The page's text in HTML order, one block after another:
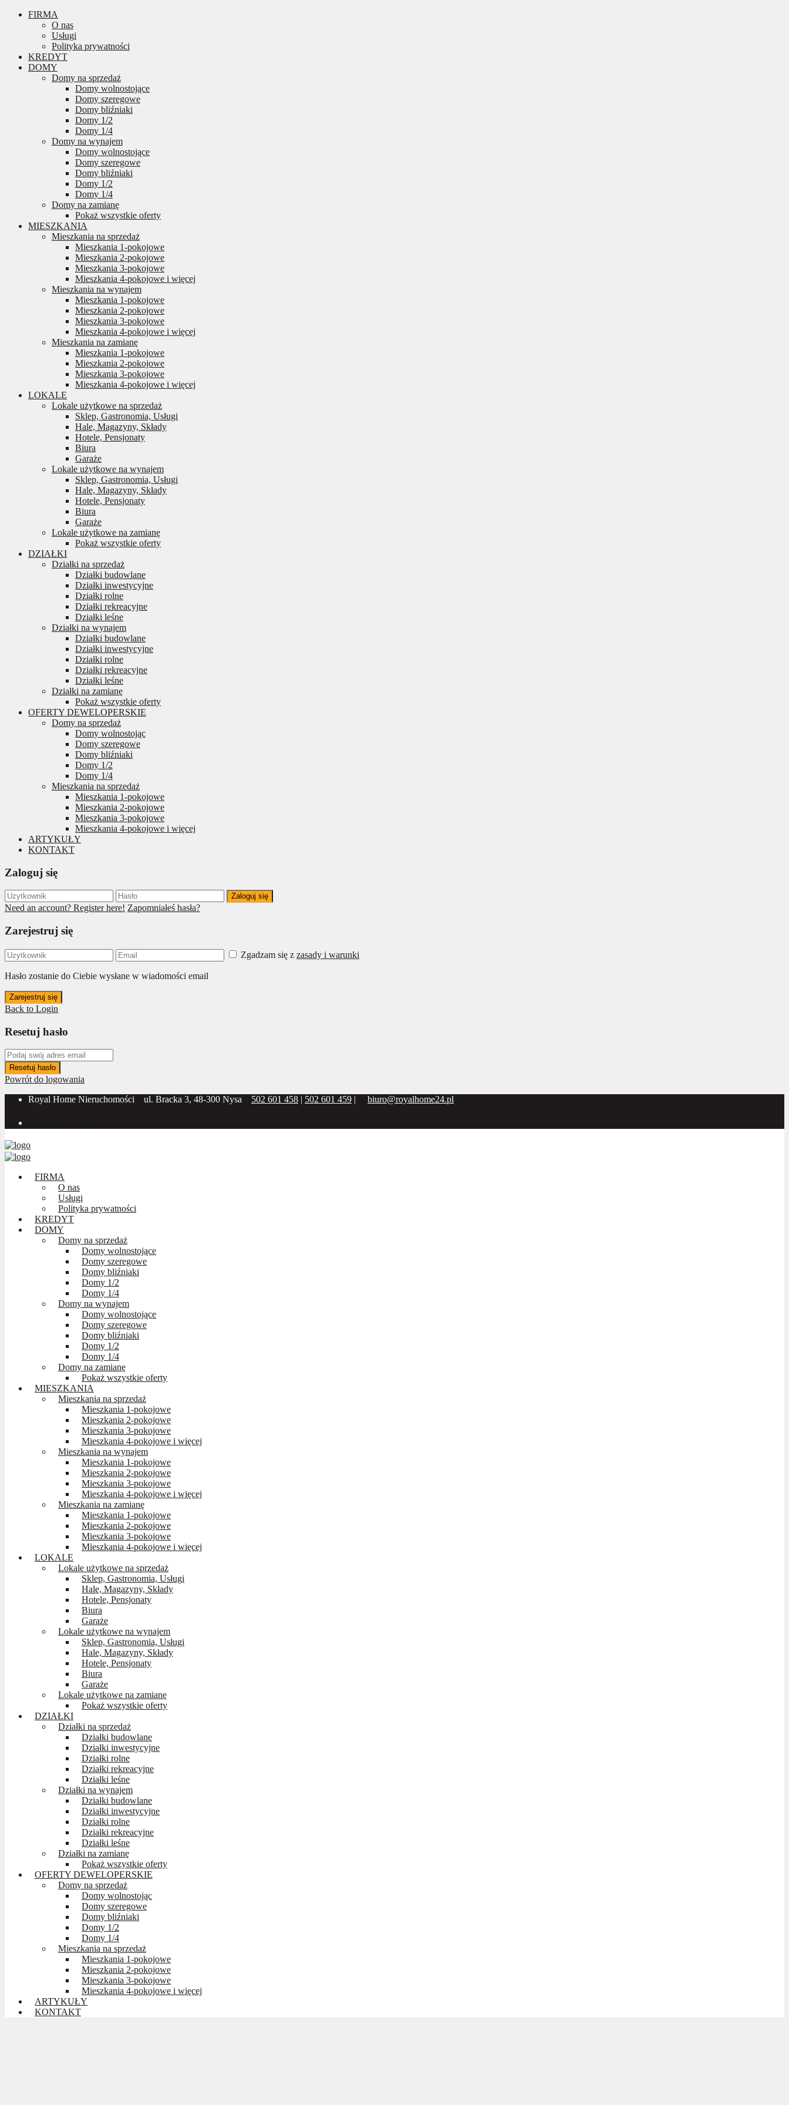
FIRMA
O nas
Usługi
Polityka prywatności
KREDYT
DOMY
Domy na sprzedaż
Domy wolnostojące
Domy szeregowe
Domy bliźniaki
Domy 1/2
Domy 1/4
Domy na wynajem
Domy wolnostojące
Domy szeregowe
Domy bliźniaki
Domy 1/2
Domy 1/4
Domy na zamianę
Pokaż wszystkie oferty
MIESZKANIA
Mieszkania na sprzedaż
Mieszkania 1-pokojowe
Mieszkania 2-pokojowe
Mieszkania 3-pokojowe
Mieszkania 4-pokojowe i więcej
Mieszkania na wynajem
Mieszkania 1-pokojowe
Mieszkania 2-pokojowe
Mieszkania 3-pokojowe
Mieszkania 4-pokojowe i więcej
Mieszkania na zamianę
Mieszkania 1-pokojowe
Mieszkania 2-pokojowe
Mieszkania 3-pokojowe
Mieszkania 4-pokojowe i więcej
LOKALE
Lokale użytkowe na sprzedaż
Sklep, Gastronomia, Usługi
Hale, Magazyny, Składy
Hotele, Pensjonaty
Biura
Garaże
Lokale użytkowe na wynajem
Sklep, Gastronomia, Usługi
Hale, Magazyny, Składy
Hotele, Pensjonaty
Biura
Garaże
Lokale użytkowe na zamianę
Pokaż wszystkie oferty
DZIAŁKI
Działki na sprzedaż
Działki budowlane
Działki inwestycyjne
Działki rolne
Działki rekreacyjne
Działki leśne
Działki na wynajem
Działki budowlane
Działki inwestycyjne
Działki rolne
Działki rekreacyjne
Działki leśne
Działki na zamianę
Pokaż wszystkie oferty
OFERTY DEWELOPERSKIE
Domy na sprzedaż
Domy wolnostojąc
Domy szeregowe
Domy bliźniaki
Domy 1/2
Domy 1/4
Mieszkania na sprzedaż
Mieszkania 1-pokojowe
Mieszkania 2-pokojowe
Mieszkania 3-pokojowe
Mieszkania 4-pokojowe i więcej
ARTYKUŁY
KONTAKT
Zaloguj się
Zaloguj się
Need an account? Register here! Zapomniałeś hasła?
Zarejestruj się
Zgadzam się z zasady i warunki
Hasło zostanie do Ciebie wysłane w wiadomości email
Zarejestruj się
Back to Login
Resetuj hasło
Resetuj hasło
Powrót do logowania
Royal Home Nieruchomości
ul. Bracka 3, 48-300 Nysa 502 601 458 | 502 601 459 | biuro@royalhome24.pl
FIRMA
O nas
Usługi
Polityka prywatności
KREDYT
DOMY
Domy na sprzedaż
Domy wolnostojące
Domy szeregowe
Domy bliźniaki
Domy 1/2
Domy 1/4
Domy na wynajem
Domy wolnostojące
Domy szeregowe
Domy bliźniaki
Domy 1/2
Domy 1/4
Domy na zamianę
Pokaż wszystkie oferty
MIESZKANIA
Mieszkania na sprzedaż
Mieszkania 1-pokojowe
Mieszkania 2-pokojowe
Mieszkania 3-pokojowe
Mieszkania 4-pokojowe i więcej
Mieszkania na wynajem
Mieszkania 1-pokojowe
Mieszkania 2-pokojowe
Mieszkania 3-pokojowe
Mieszkania 4-pokojowe i więcej
Mieszkania na zamianę
Mieszkania 1-pokojowe
Mieszkania 2-pokojowe
Mieszkania 3-pokojowe
Mieszkania 4-pokojowe i więcej
LOKALE
Lokale użytkowe na sprzedaż
Sklep, Gastronomia, Usługi
Hale, Magazyny, Składy
Hotele, Pensjonaty
Biura
Garaże
Lokale użytkowe na wynajem
Sklep, Gastronomia, Usługi
Hale, Magazyny, Składy
Hotele, Pensjonaty
Biura
Garaże
Lokale użytkowe na zamianę
Pokaż wszystkie oferty
DZIAŁKI
Działki na sprzedaż
Działki budowlane
Działki inwestycyjne
Działki rolne
Działki rekreacyjne
Działki leśne
Działki na wynajem
Działki budowlane
Działki inwestycyjne
Działki rolne
Działki rekreacyjne
Działki leśne
Działki na zamianę
Pokaż wszystkie oferty
OFERTY DEWELOPERSKIE
Domy na sprzedaż
Domy wolnostojąc
Domy szeregowe
Domy bliźniaki
Domy 1/2
Domy 1/4
Mieszkania na sprzedaż
Mieszkania 1-pokojowe
Mieszkania 2-pokojowe
Mieszkania 3-pokojowe
Mieszkania 4-pokojowe i więcej
ARTYKUŁY
KONTAKT